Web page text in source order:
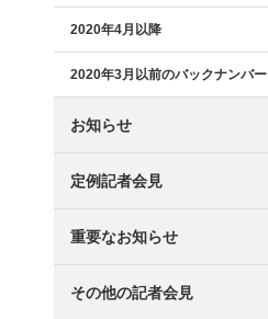
2020年4月以降
2020年3月以前のバックナンバー
お知らせ
定例記者会見
重要なお知らせ
その他の記者会見